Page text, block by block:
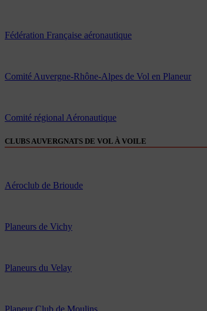
Fédération Française aéronautique
Comité Auvergne-Rhône-Alpes de Vol en Planeur
Comité régional Aéronautique
CLUBS AUVERGNATS DE VOL À VOILE
Aéroclub de Brioude
Planeurs de Vichy
Planeurs du Velay
Planeur Club de Moulins